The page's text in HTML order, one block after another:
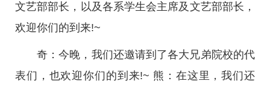
文艺部部长，以及各系学生会主席及文艺部部长，
欢迎你们的到来!~
奇：今晚，我们还邀请到了各大兄弟院校的代
表们，也欢迎你们的到来!~ 熊：在这里，我们还